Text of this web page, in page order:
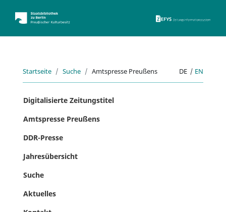
Startseite Suche Amtspresse Preußens DE | EN
Digitalisierte Zeitungstitel
Amtspresse Preußens
DDR-Presse
Jahresübersicht
Suche
Aktuelles